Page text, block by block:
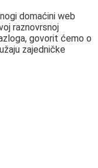
domaćini web
raznovrsnoj
govorit ćemo o
zajedničke